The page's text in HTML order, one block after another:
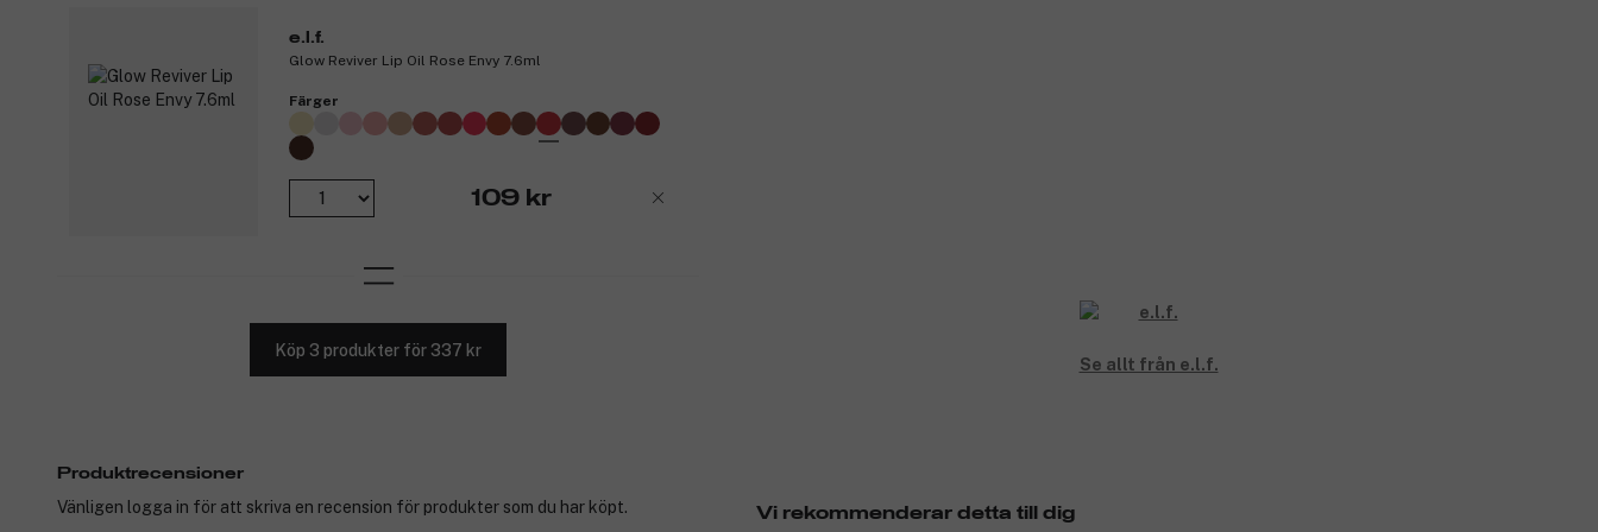
e.l.f.
Glow Reviver Lip Oil Rose Envy 7.6ml
Färger
109 kr
Köp 3 produkter för 337 kr
Se allt från e.l.f.
Vi rekommenderar detta till dig
Produktrecensioner
Vänligen logga in för att skriva en recension för produkter som du har köpt.